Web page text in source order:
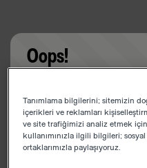
Oops!
app
Tanımlama bilgilerini; sitemizin
içerikleri ve reklamları
ve site trafiğimizi analiz etmek
kullanımınızla ilgili bilgileri;
ortaklarımızla paylaşıyoruz.